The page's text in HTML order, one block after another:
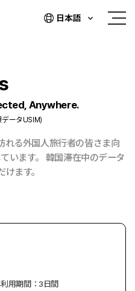
日本語
Anywhere.
ータUSIM)
れる外国人旅行者の皆さま向
います。
韓国滞在中のデータ
ます。
利用期間：3日間